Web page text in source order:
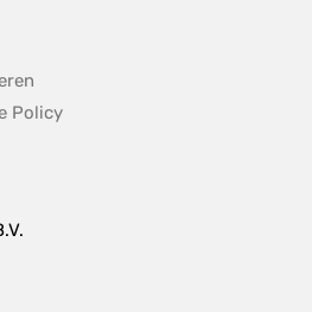
Policypdf, 153.9 kB.